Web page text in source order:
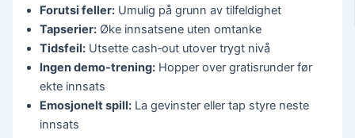
Forutsi feller: Umulig på grunn av tilfeldighet
Tapserier: Øke innsatsene uten omtanke
Tidsfeil: Utsette cash‑out utover trygt nivå
Ingen demo‑trening: Hopper over gratisrunder før
ekte innsats
Emosjonelt spill: La gevinster eller tap styre neste
innsats